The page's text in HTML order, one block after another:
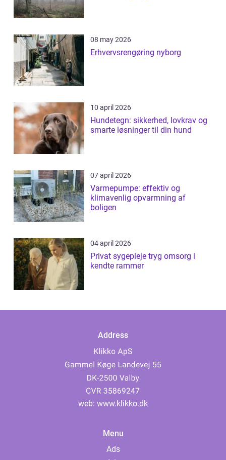
08 may 2026
Erhvervsrengøring nyborg
10 april 2026
Hundetegn: sikkerhed, lovkrav og
smarte løsninger til din hund
07 april 2026
Varmepumpe: effektiv og
klimavenlig opvarmning af
boligen
04 april 2026
Privat sygepleje tryg omsorg i
kendte rammer
Address
web: www.klikko.dk
Menu
Ads